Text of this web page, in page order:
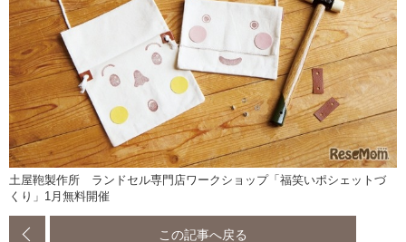
土屋鞄製作所 ランドセル専門店ワークショップ「福笑いポシェットづ
くり」1月無料開催
この記事へ戻る